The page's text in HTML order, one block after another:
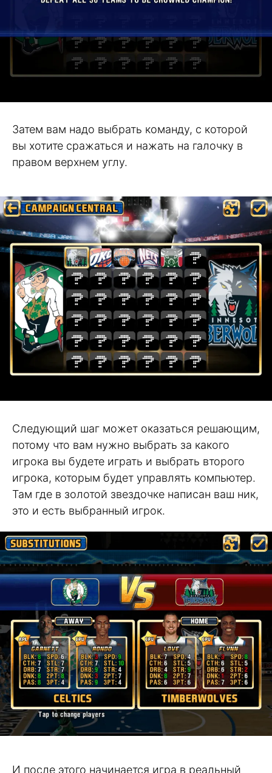
Затем вам надо выбрать команду, с которой
вы хотите сражаться и нажать на галочку в
правом верхнем углу.
Следующий шаг может оказаться решающим,
потому что вам нужно выбрать за какого
игрока вы будете играть и выбрать второго
игрока, которым будет управлять компьютер.
Там где в золотой звездочке написан ваш ник,
это и есть выбранный игрок.
И после этого начинается игра в реальный